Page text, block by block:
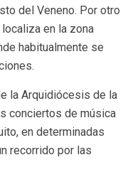
del Veneno. Por otro
en la zona
habitualmente se
la Arquidiócesis de la
conciertos de música
en determinadas
recorrido por las